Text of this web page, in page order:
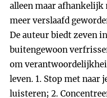
alleen maar afhankelijk
meer verslaafd
De auteur biedt zeven
buitengewoon
om
leven. 1. Stop met naar
luisteren; 2.